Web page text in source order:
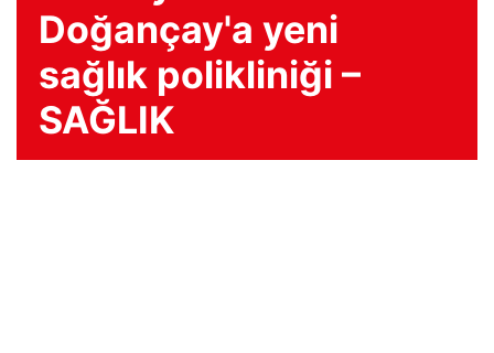
Doğançay'a yeni
sağlık polikliniği –
SAĞLIK